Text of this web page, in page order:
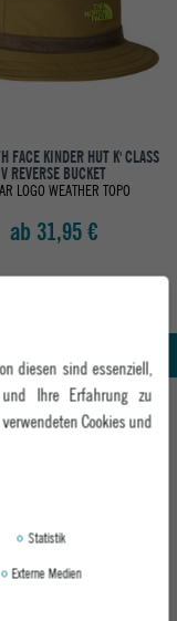
FACE KINDER HUT K' CLASS
V REVERSE BUCKET
LOGO WEATHER TOPO
ab 31,95 €
diesen sind essenziell,
Ihre Erfahrung zu
Cookies und
Statistik
Externe Medien